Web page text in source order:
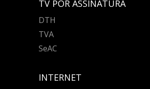
TV POR ASSINATURA
DTH
TVA
SeAC
INTERNET